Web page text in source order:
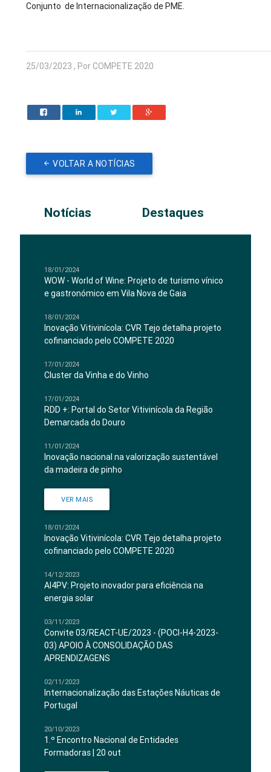
Conjunto de Internacionalização de PME.
25/03/2023 , Por COMPETE 2020
VOLTAR A NOTÍCIAS
Notícias Destaques
18/01/2024
WOW - World of Wine: Projeto de turismo vínico
e gastronómico em Vila Nova de Gaia
18/01/2024
Inovação Vitivinícola: CVR Tejo detalha projeto
cofinanciado pelo COMPETE 2020
17/01/2024
Cluster da Vinha e do Vinho
17/01/2024
RDD +: Portal do Setor Vitivinícola da Região
Demarcada do Douro
11/01/2024
Inovação nacional na valorização sustentável
da madeira de pinho
VER MAIS
18/01/2024
Inovação Vitivinícola: CVR Tejo detalha projeto
cofinanciado pelo COMPETE 2020
14/12/2023
AI4PV: Projeto inovador para eficiência na
energia solar
03/11/2023
Convite 03/REACT-UE/2023 - (POCI-H4-2023-
03) APOIO À CONSOLIDAÇÃO DAS
APRENDIZAGENS
02/11/2023
Internacionalização das Estações Náuticas de
Portugal
20/10/2023
1.º Encontro Nacional de Entidades
Formadoras | 20 out